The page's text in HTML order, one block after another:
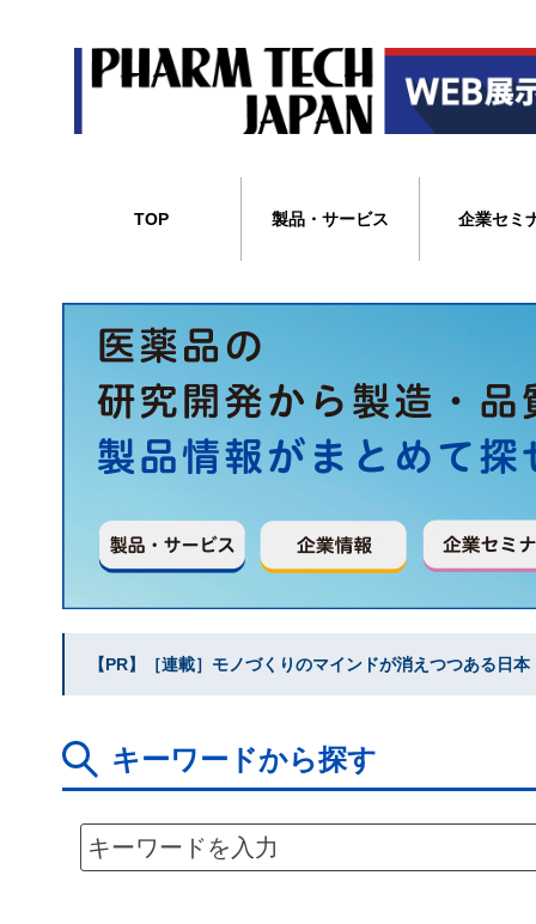
TOP 製品・サービス 企業セミ
【PR】［連載］モノづくりのマインドが消えつつある日
キーワードから探す